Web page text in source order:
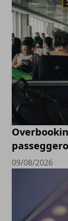
passeggero
09/08/2026